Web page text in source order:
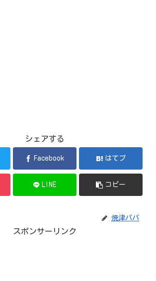
シェアする
Facebook はてブ
LINE コピー
焼津パパ
スポンサーリンク